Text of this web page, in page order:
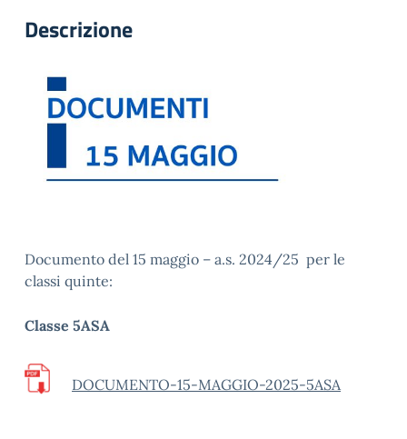
Descrizione
Documento del 15 maggio – a.s. 2024/25 per le
classi quinte:
Classe 5ASA
DOCUMENTO-15-MAGGIO-2025-5ASA